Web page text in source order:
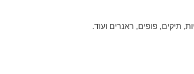
תיקים, פופים, ראנרים ועוד.